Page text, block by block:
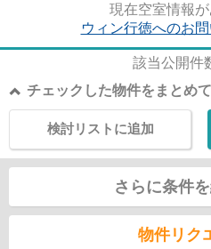
現在空室情報が
ウィン行徳へのお
該当公開件
チェックした物件をまとめて
検討リストに追加
さらに条件
物件リク